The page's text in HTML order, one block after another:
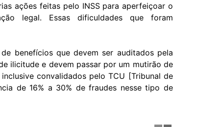
ações feitas pelo INSS para aperfeiçoar o
legal. Essas dificuldades que foram
benefícios que devem ser auditados pela
ilicitude e devem passar por um mutirão de
convalidados pelo TCU [Tribunal de
de 16% a 30% de fraudes nesse tipo de